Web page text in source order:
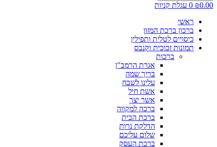
₪0.00
0 עגלת קניות
ראשי
ברכון ברכת המזון
כיסויים לטלית ותפילין
תמונות זכוכית וקנבס
ברכות
אגרת הרמב"ן
בריך שמה
עלינו לשבח
אשת חיל
אשר יצר
ברכה למקווה
ברכת הבית
הדלקת נרות
שלום עליכם
ברכת העסק